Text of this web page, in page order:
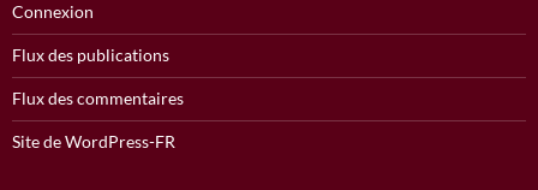
Connexion
Flux des publications
Flux des commentaires
Site de WordPress-FR